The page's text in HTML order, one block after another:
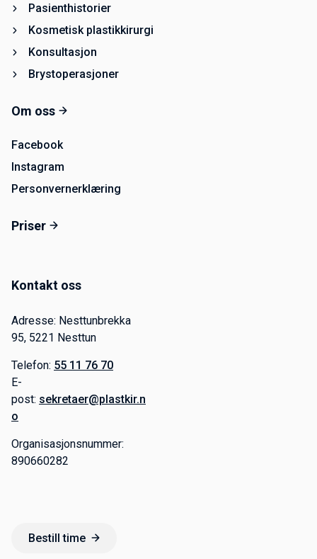
Pasienthistorier
Kosmetisk plastikkirurgi
Konsultasjon
Brystoperasjoner
Om oss
Facebook
Instagram
Personvernerklæring
Priser
Kontakt oss
Adresse: Nesttunbrekka
95, 5221 Nesttun
Telefon: 55 11 76 70
E-
post: sekretaer@plastkir.n
o
Organisasjonsnummer:
890660282
Bestill time